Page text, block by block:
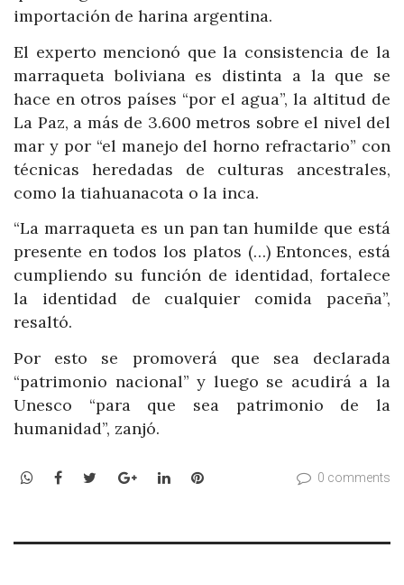
importación de harina argentina.
El experto mencionó que la consistencia de la
marraqueta boliviana es distinta a la que se
hace en otros países “por el agua”, la altitud de
La Paz, a más de 3.600 metros sobre el nivel del
mar y por “el manejo del horno refractario” con
técnicas heredadas de culturas ancestrales,
como la tiahuanacota o la inca.
“La marraqueta es un pan tan humilde que está
presente en todos los platos (…) Entonces, está
cumpliendo su función de identidad, fortalece
la identidad de cualquier comida paceña”,
resaltó.
Por esto se promoverá que sea declarada
“patrimonio nacional” y luego se acudirá a la
Unesco “para que sea patrimonio de la
humanidad”, zanjó.
WhatsApp
Facebook
TwitterGoogle+LinkedInPinterest 0 comments